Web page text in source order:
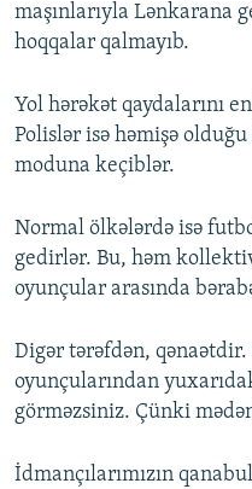
maşınlarıyla Lənkarana
hoqqalar qalmayıb.
Yol hərəkət qaydalarını
Polislər isə həmişə
moduna keçiblər.
Normal ölkələrdə isə
gedirlər. Bu, həm
oyunçular arasında
Digər tərəfdən,
oyunçularından
görməzsiniz. Çünki
İdmançılarımızın